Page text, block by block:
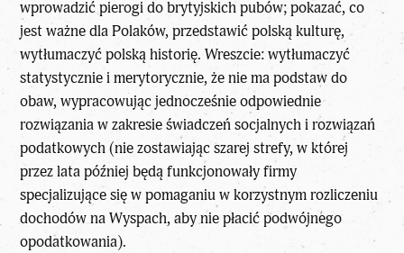
wprowadzić pierogi do brytyjskich pubów; pokazać, co
jest ważne dla Polaków, przedstawić polską kulturę,
wytłumaczyć polską historię. Wreszcie: wytłumaczyć
statystycznie i merytorycznie, że nie ma podstaw do
obaw, wypracowując jednocześnie odpowiednie
rozwiązania w zakresie świadczeń socjalnych i rozwiązań
podatkowych (nie zostawiając szarej strefy, w której
przez lata później będą funkcjonowały firmy
specjalizujące się w pomaganiu w korzystnym rozliczeniu
dochodów na Wyspach, aby nie płacić podwójnego
opodatkowania).